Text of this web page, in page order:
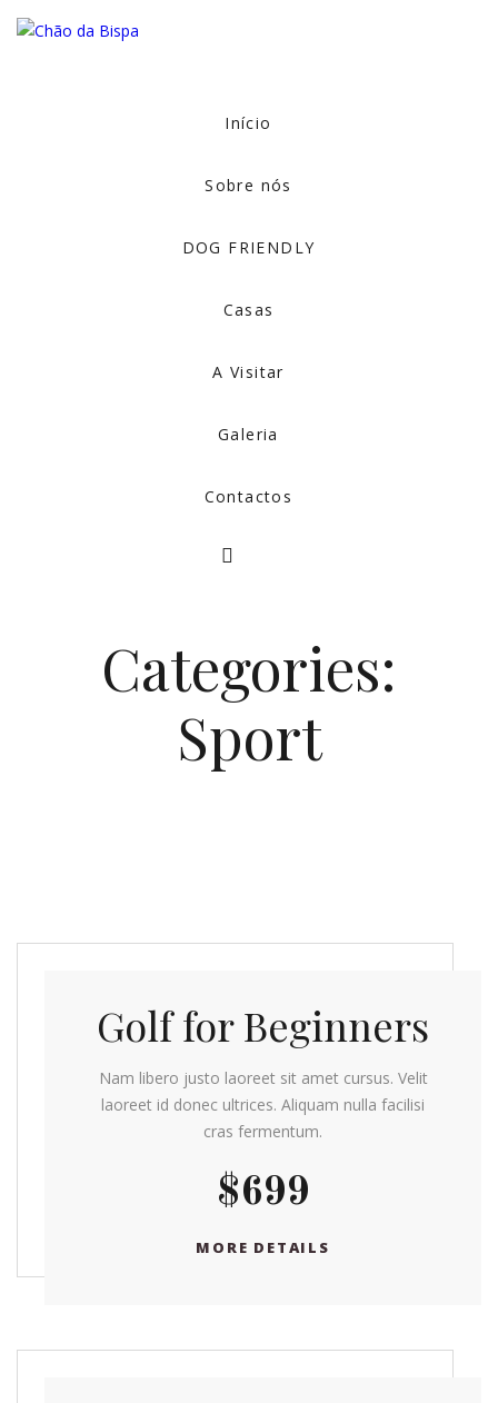
Início
Sobre nós
DOG FRIENDLY
Casas
A Visitar
Galeria
Contactos
Categories:
Sport
Golf for Beginners
Nam libero justo laoreet sit amet cursus. Velit
laoreet id donec ultrices. Aliquam nulla facilisi
cras fermentum.
$699
MORE DETAILS